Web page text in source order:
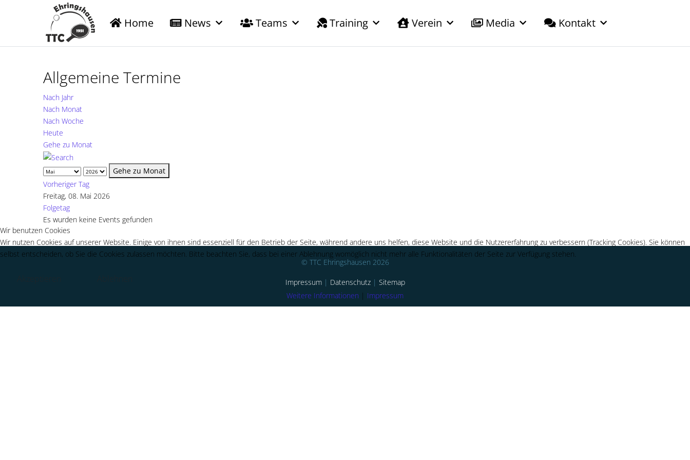
Home News Teams Training Verein Media Kontakt
Allgemeine Termine
Nach Jahr
Nach Monat
Nach Woche
Heute
Gehe zu Monat
Gehe zu Monat
Vorheriger Tag
Freitag, 08. Mai 2026
Folgetag
Es wurden keine Events gefunden
© TTC Ehringshausen 2026
Impressum | Datenschutz | Sitemap
Wir benutzen Cookies
Wir nutzen Cookies auf unserer Website. Einige von ihnen sind essenziell für den Betrieb der Seite, während andere uns helfen, diese Website und die Nutzererfahrung zu verbessern (Tracking Cookies). Sie können
selbst entscheiden, ob Sie die Cookies zulassen möchten. Bitte beachten Sie, dass bei einer Ablehnung womöglich nicht mehr alle Funktionalitäten der Seite zur Verfügung stehen.
Weitere Informationen | Impressum